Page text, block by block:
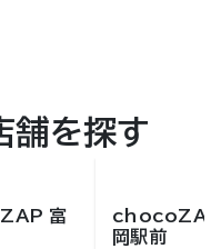
舗を探す
富
chocoZAP
岡駅前